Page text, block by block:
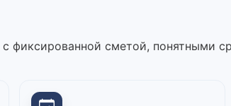
фиксированной сметой, понятными